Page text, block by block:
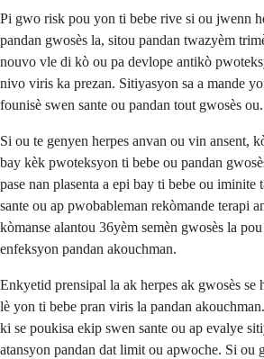
Pi gwo risk pou yon ti bebe rive si ou jwenn
pandan gwosès la, sitou pandan twazyèm
nouvo vle di kò ou pa devlope antikò
nivo viris ka prezan. Sitiyasyon sa a mande
founisè swen sante ou pandan tout gwosès ou.
Si ou te genyen herpes anvan ou vin ansent,
bay kèk pwoteksyon ti bebe ou pandan
pase nan plasenta a epi bay ti bebe ou iminite
sante ou ap pwobableman rekòmande terapi
kòmanse alantou 36yèm semèn gwosès la
enfeksyon pandan akouchman.
Enkyetid prensipal la ak herpes ak gwosès se
lè yon ti bebe pran viris la pandan
ki se poukisa ekip swen sante ou ap evalye
atansyon pandan dat limit ou apwoche. Si ou